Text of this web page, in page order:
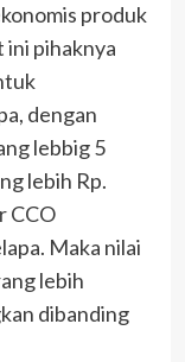
produk
ini pihaknya
dengan
lebbig 5
lebih Rp.
CCO
Maka nilai
lebih
dibanding